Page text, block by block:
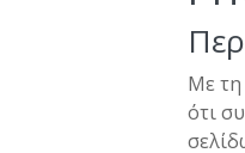
Με τη
ότι